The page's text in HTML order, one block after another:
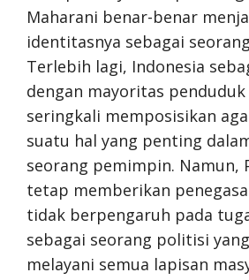
Maharani benar-benar
identitasnya sebagai
Terlebih lagi, Indonesia
dengan mayoritas
seringkali memposisikan
suatu hal yang penting
seorang pemimpin. Namun,
tetap memberikan
tidak berpengaruh pada
sebagai seorang politisi
melayani semua lapisan